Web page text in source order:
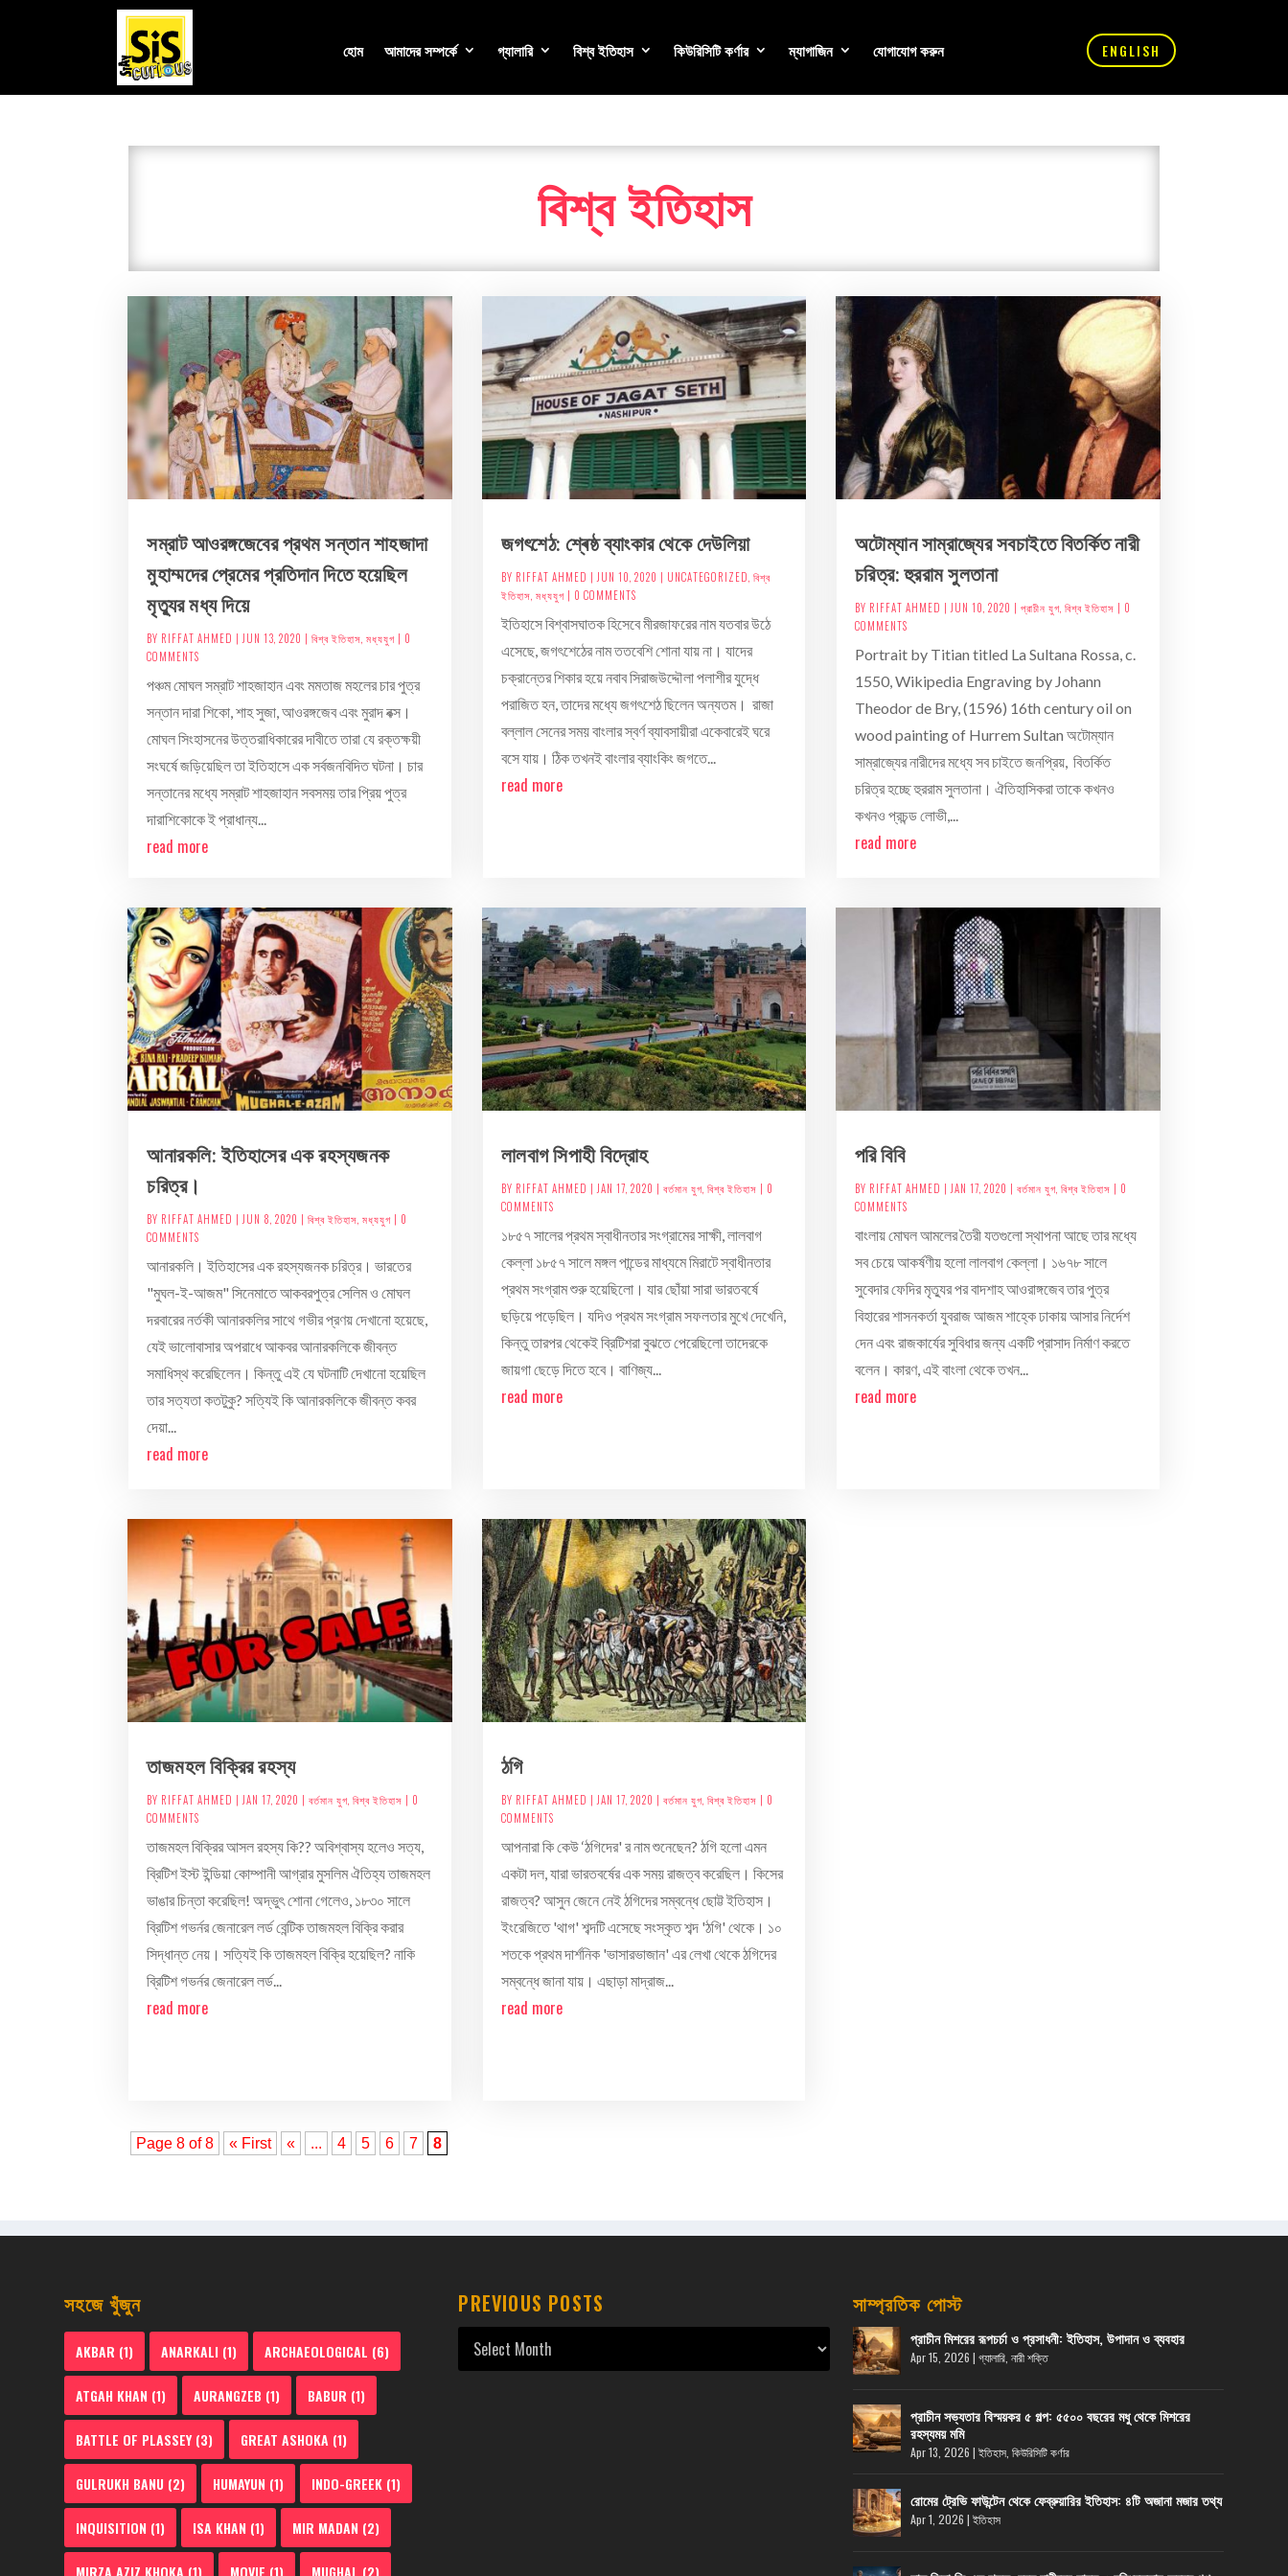
হোম আমাদের সম্পর্কে গ্যালারি বিশ্ব ইতিহাস কিউরিসিটি কর্ণার ম্যাগাজিন যোগাযোগ করুন ENGLISH
বিশ্ব ইতিহাস
সম্রাট আওরঙ্গজেবের প্রথম সন্তান শাহজাদা
মুহাম্মদের প্রেমের প্রতিদান দিতে হয়েছিল
মৃত্যুর মধ্য দিয়ে
BY RIFFAT AHMED | JUN 13, 2020 |বিশ্ব ইতিহাস,মধ্যযুগ | 0
COMMENTS
পঞ্চম মোঘল সম্রাট শাহজাহান এবং মমতাজ মহলের চার পুত্র
সন্তান দারা শিকো, শাহ সুজা, আওরঙ্গজেব এবং মুরাদ বক্স।
মোঘল সিংহাসনের উত্তরাধিকারের দাবীতে তারা যে রক্তক্ষয়ী
সংঘর্ষে জড়িয়েছিল তা ইতিহাসে এক সর্বজনবিদিত ঘটনা। চার
সন্তানের মধ্যে সম্রাট শাহজাহান সবসময় তার প্রিয় পুত্র
দারাশিকোকে ই প্রাধান্য...
read more
আনারকলি: ইতিহাসের এক রহস্যজনক
চরিত্র।
BY RIFFAT AHMED | JUN 8, 2020 |বিশ্ব ইতিহাস,মধ্যযুগ | 0
COMMENTS
আনারকলি। ইতিহাসের এক রহস্যজনক চরিত্র। ভারতের
"মুঘল-ই-আজম" সিনেমাতে আকবরপুত্র সেলিম ও মোঘল
দরবারের নর্তকী আনারকলির সাথে গভীর প্রণয় দেখানো হয়েছে,
যেই ভালোবাসার অপরাধে আকবর আনারকলিকে জীবন্ত
সমাধিস্থ করেছিলেন। কিন্তু এই যে ঘটনাটি দেখানো হয়েছিল
তার সত্যতা কতটুকু? সত্যিই কি আনারকলিকে জীবন্ত কবর
দেয়া...
read more
তাজমহল বিক্রির রহস্য
BY RIFFAT AHMED | JAN 17, 2020 |বর্তমান যুগ,বিশ্ব ইতিহাস | 0
COMMENTS
তাজমহল বিক্রির আসল রহস্য কি?? অবিশ্বাস্য হলেও সত্য,
ব্রিটিশ ইস্ট ইন্ডিয়া কোম্পানী আগ্রার মুসলিম ঐতিহ্য তাজমহল
ভাঙার চিন্তা করেছিল! অদ্ভুৎ শোনা গেলেও, ১৮৩০ সালে
ব্রিটিশ গভর্নর জেনারেল লর্ড বেন্টিক তাজমহল বিক্রি করার
সিদ্ধান্ত নেয়। সত্যিই কি তাজমহল বিক্রি হয়েছিল? নাকি
ব্রিটিশ গভর্নর জেনারেল লর্ড...
read more
জগৎশেঠ: শ্ৰেষ্ঠ ব্যাংকার থেকে দেউলিয়া
BY RIFFAT AHMED | JUN 10, 2020 | UNCATEGORIZED, বিশ্ব
ইতিহাস, মধ্যযুগ| 0 COMMENTS
ইতিহাসে বিশ্বাসঘাতক হিসেবে মীরজাফরের নাম যতবার উঠে
এসেছে, জগৎশেঠের নাম ততবেশি শোনা যায় না। যাদের
চক্রান্তের শিকার হয়ে নবাব সিরাজউদ্দৌলা পলাশীর যুদ্ধে
পরাজিত হন, তাদের মধ্যে জগৎশেঠ ছিলেন অন্যতম। রাজা
বল্লাল সেনের সময় বাংলার স্বর্ণ ব্যাবসায়ীরা একেবারেই ঘরে
বসে যায়। ঠিক তখনই বাংলার ব্যাংকিং জগতে...
read more
লালবাগ সিপাহী বিদ্রোহ
BY RIFFAT AHMED | JAN 17, 2020 | বর্তমান যুগ, বিশ্ব ইতিহাস | 0
COMMENTS
১৮৫৭ সালের প্রথম স্বাধীনতার সংগ্রামের সাক্ষী, লালবাগ
কেল্লা ১৮৫৭ সালে মঙ্গল পান্ডের মাধ্যমে মিরাটে স্বাধীনতার
প্রথম সংগ্রাম শুরু হয়েছিলো। যার ছোঁয়া সারা ভারতবর্ষে
ছড়িয়ে পড়েছিল। যদিও প্রথম সংগ্রাম সফলতার মুখে দেখেনি,
কিন্তু তারপর থেকেই ব্রিটিশরা বুঝতে পেরেছিলো তাদেরকে
জায়গা ছেড়ে দিতে হবে। বাণিজ্য...
read more
ঠগি
BY RIFFAT AHMED | JAN 17, 2020 | বর্তমান যুগ, বিশ্ব ইতিহাস | 0
COMMENTS
আপনারা কি কেউ ‘ঠগিদের' র নাম শুনেছেন? ঠগি হলো এমন
একটা দল, যারা ভারতবর্ষের এক সময় রাজত্ব করেছিল। কিসের
রাজত্ব? আসুন জেনে নেই ঠগিদের সম্বন্ধে ছোট্ট ইতিহাস।
ইংরেজিতে 'থাগ' শব্দটি এসেছে সংস্কৃত শব্দ 'ঠগি' থেকে। ১০
শতকে প্রথম দার্শনিক 'ভাসারভাজান' এর লেখা থেকে ঠগিদের
সম্বন্ধে জানা যায়। এছাড়া মাদ্রাজ...
read more
অটোম্যান সাম্রাজ্যের সবচাইতে বিতর্কিত নারী
চরিত্র: হুররাম সুলতানা
BY RIFFAT AHMED | JUN 10, 2020 | প্রাচীন যুগ, বিশ্ব ইতিহাস | 0
COMMENTS
Portrait by Titian titled La Sultana Rossa, c.
1550, Wikipedia Engraving by Johann
Theodor de Bry, (1596) 16th century oil on
wood painting of Hurrem Sultan অটোম্যান
সাম্রাজ্যের নারীদের মধ্যে সব চাইতে জনপ্রিয়, বিতর্কিত
চরিত্র হচ্ছে হুররাম সুলতানা। ঐতিহাসিকরা তাকে কখনও
কখনও প্রচন্ড লোভী,...
read more
পরি বিবি
BY RIFFAT AHMED | JAN 17, 2020 | বর্তমান যুগ, বিশ্ব ইতিহাস | 0
COMMENTS
বাংলায় মোঘল আমলের তৈরী যতগুলো স্থাপনা আছে তার মধ্যে
সব চেয়ে আকর্ষণীয় হলো লালবাগ কেল্লা। ১৬৭৮ সালে
সুবেদার ফেদির মৃত্যুর পর বাদশাহ আওরাঙ্গজেব তার পুত্র
বিহারের শাসনকর্তা যুবরাজ আজম শাহ্কে ঢাকায় আসার নির্দেশ
দেন এবং রাজকার্যের সুবিধার জন্য একটি প্রাসাদ নির্মাণ করতে
বলেন। কারণ, এই বাংলা থেকে তখন...
read more
Page 8 of 8 « First « ... 4 5 6 7 8
সহজে খুঁজুন
AKBAR (1) ANARKALI (1) ARCHAEOLOGICAL (6)
ATGAH KHAN (1) AURANGZEB (1) BABUR (1)
BATTLE OF PLASSEY(3) GREAT ASHOKA (1)
GULRUKH BANU (2) HUMAYUN (1) INDO-GREEK (1)
INQUISITION (1) ISA KHAN (1) MIR MADAN (2)
MIRZA AZIZ KHOKA (1) MOVIE (1) MUGHAL (2)
PREVIOUS POSTS সাম্প্রতিক পোস্ট
প্রাচীন মিশরের রূপচর্চা ও প্রসাধনী: ইতিহাস, উপাদান ও ব্যবহার
Apr 15, 2026 | গ্যালারি, নারী শক্তি
প্রাচীন সভ্যতার বিস্ময়কর ৫ গল্প: ৫৫০০ বছরের মধু থেকে মিশরের
রহস্যময় মমি
Apr 13, 2026 | ইতিহাস, কিউরিসিটি কর্ণার
রোমের ট্রেভি ফাউন্টেন থেকে ফেব্রুয়ারির ইতিহাস: ৪টি অজানা মজার তথ্য
Apr 1, 2026 | ইতিহাস